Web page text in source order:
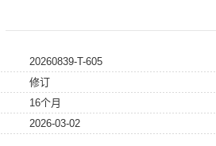
20260839-T-605
修订
16个月
2026-03-02